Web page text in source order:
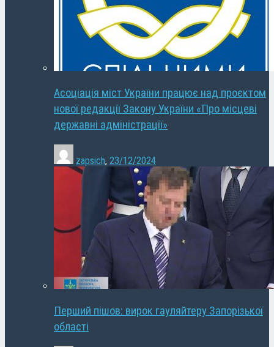
Асоціація міст України працює над проєктом
нової редакції Закону України «Про місцеві
державні адміністрації»
zapsich, 23/12/2024
Перший пішов: вирок гауляйтеру Запорізької
області